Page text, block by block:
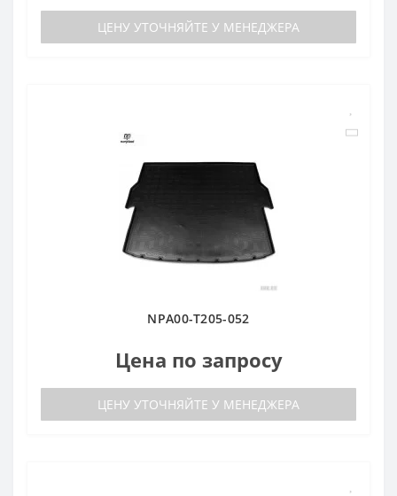
ЦЕНУ УТОЧНЯЙТЕ У МЕНЕДЖЕРА
NPA00-T205-052
Цена по запросу
ЦЕНУ УТОЧНЯЙТЕ У МЕНЕДЖЕРА